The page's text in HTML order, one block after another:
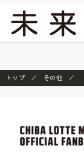
トップ その他